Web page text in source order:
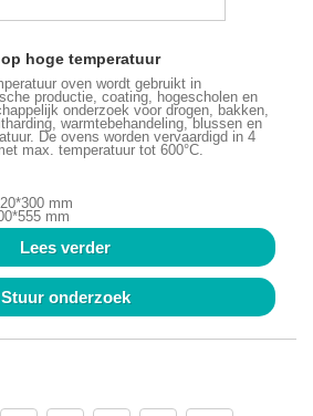
hoge temperatuur
oven wordt gebruikt in
productie, coating, hogescholen en
onderzoek voor drogen, bakken,
warmtebehandeling, blussen en
De ovens worden vervaardigd in 4
max. temperatuur tot 600°C.
mm
mm
Lees verder
Stuur onderzoek